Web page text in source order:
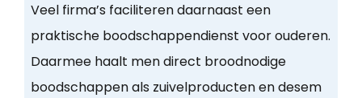
Veel firma’s faciliteren daarnaast een
praktische boodschappendienst voor ouderen.
Daarmee haalt men direct broodnodige
boodschappen als zuivelproducten en desem